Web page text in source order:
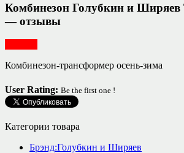
Комбинезон Голубкин и Ширяев
— отзывы
Комбинезон-трансформер осень-зима
User Rating: Be the first one !
Категории товара
Брэнд:Голубкин и Ширяев